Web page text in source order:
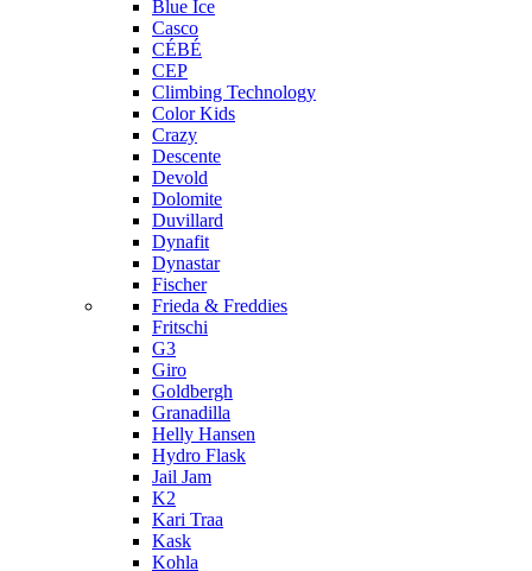
Blue Ice
Casco
CÉBÉ
CEP
Climbing Technology
Color Kids
Crazy
Descente
Devold
Dolomite
Duvillard
Dynafit
Dynastar
Fischer
Frieda & Freddies
Fritschi
G3
Giro
Goldbergh
Granadilla
Helly Hansen
Hydro Flask
Jail Jam
K2
Kari Traa
Kask
Kohla